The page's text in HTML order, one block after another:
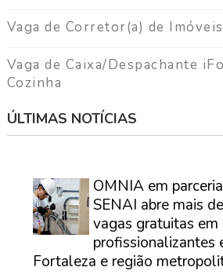
Vaga de Corretor(a) de Imóveis
Vaga de Caixa/Despachante
Cozinha
ÚLTIMAS NOTÍCIAS
OMNIA em
SENAI abre mais
vagas gratuitas em
profissionalizantes
Fortaleza e região